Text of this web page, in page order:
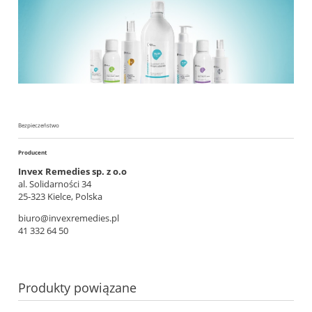
Bezpieczeństwo
Producent
Invex Remedies sp. z o.o
al. Solidarności 34
25-323 Kielce, Polska
biuro@invexremedies.pl
41 332 64 50
Produkty powiązane